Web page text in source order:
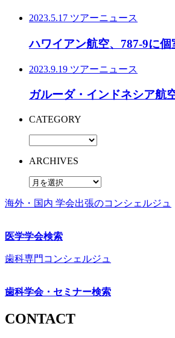
2023.5.17 ツアーニュース
ハワイアン航空、787-9に
2023.9.19 ツアーニュース
ガルーダ・インドネシア航
CATEGORY
ARCHIVES
海外・国内 学会出張のコンシェルジュ
医学学会検索
歯科専門コンシェルジュ
歯科学会・セミナー検索
CONTACT